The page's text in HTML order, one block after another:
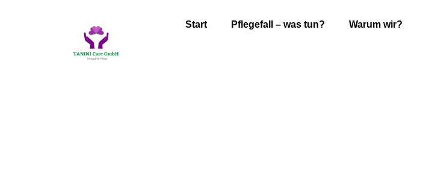
Start Pflegefall – was tun? Warum wir?